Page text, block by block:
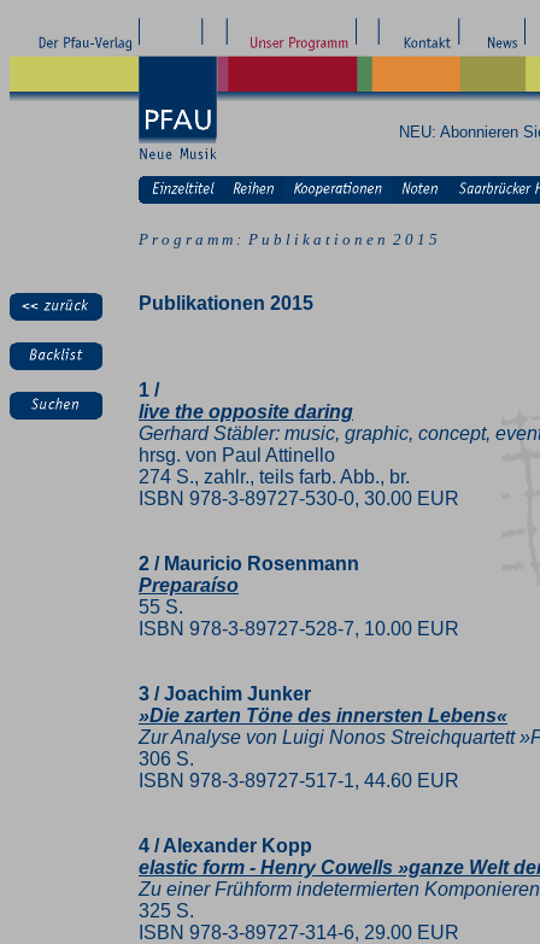
NEU: Abonnieren
P r o g r a m m : P u b l i k a t i o n e n 2 0 1 5
Publikationen 2015
1 /
live the opposite daring
Gerhard Stäbler: music, graphic, concept,
hrsg. von Paul Attinello
274 S., zahlr., teils farb. Abb., br.
ISBN 978-3-89727-530-0, 30.00 EUR
2 / Mauricio Rosenmann
Preparaíso
55 S.
ISBN 978-3-89727-528-7, 10.00 EUR
3 / Joachim Junker
»Die zarten Töne des innersten Lebens«
Zur Analyse von Luigi Nonos Streichquartett
306 S.
ISBN 978-3-89727-517-1, 44.60 EUR
4 / Alexander Kopp
elastic form - Henry Cowells »ganze Welt
Zu einer Frühform indetermierten
325 S.
ISBN 978-3-89727-314-6, 29.00 EUR